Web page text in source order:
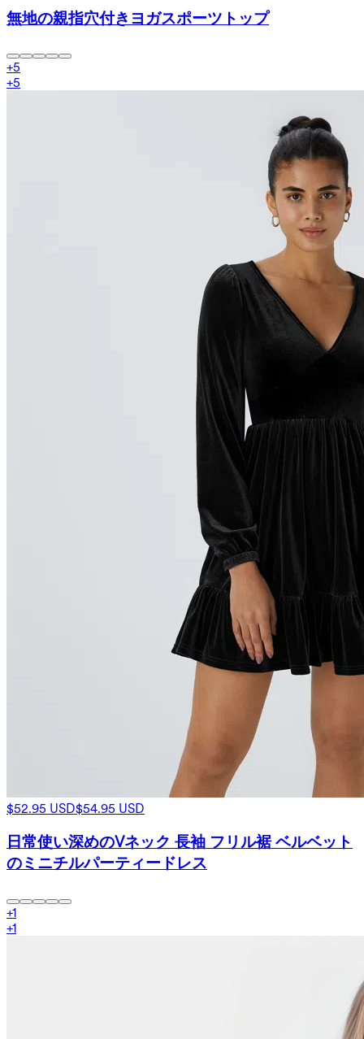
無地の親指穴付きヨガスポーツトップ
+5
+5
$52.95 USD$54.95 USD
日常使い深めのVネック 長袖 フリル裾 ベルベット
のミニチルパーティードレス
+1
+1